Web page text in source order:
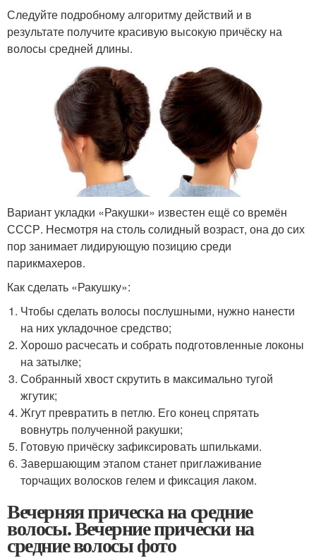
Следуйте подробному алгоритму действий и в
результате получите красивую высокую причёску на
волосы средней длины.
Вариант укладки «Ракушки» известен ещё со времён
СССР. Несмотря на столь солидный возраст, она до сих
пор занимает лидирующую позицию среди
парикмахеров.
Как сделать «Ракушку»:
Чтобы сделать волосы послушными, нужно нанести
на них укладочное средство;
Хорошо расчесать и собрать подготовленные локоны
на затылке;
Собранный хвост скрутить в максимально тугой
жгутик;
Жгут превратить в петлю. Его конец спрятать
вовнутрь полученной ракушки;
Готовую причёску зафиксировать шпильками.
Завершающим этапом станет приглаживание
торчащих волосков гелем и фиксация лаком.
Вечерняя прическа на средние
волосы. Вечерние прически на
средние волосы фото